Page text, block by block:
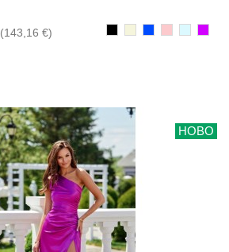
(143,16 €)
НОВО